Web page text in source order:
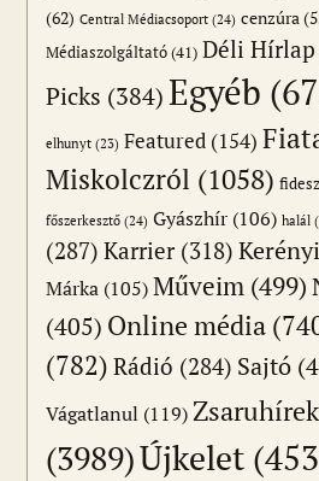
(62) Central Médiacsoport (24) cenzúra
Médiaszolgáltató(41) Déli Hírlap
Picks (384)Egyéb
elhunyt (23) Featured (154)
Miskolczról (1058) fidesz
főszerkesztő (24) Gyászhír (106) halál
(287) Karrier(318)
Márka (105) Műveim (499)
(405) Online média
(782) Rádió (284) Sajtó
Vágatlanul (119) Zsaruhírek
(3989)Újkelet